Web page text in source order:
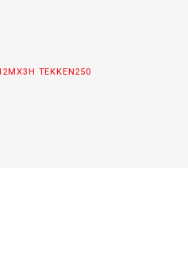
TEKKEN250